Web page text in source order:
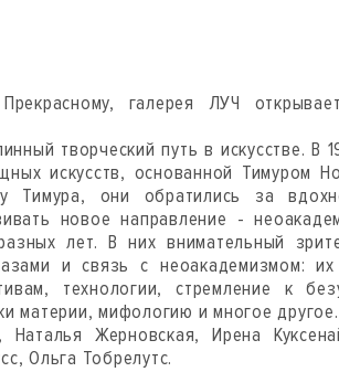
галерея ЛУЧ
творческий путь в искусстве. В
искусств, основанной Тимуром
Тимура, они обратились за
новое направление -
лет. В них внимательный
и связь с неоакадемизмом:
технологии, стремление к
материи, мифологию и многое другое.
Жерновская, Ирена
Ольга Тобрелутс.